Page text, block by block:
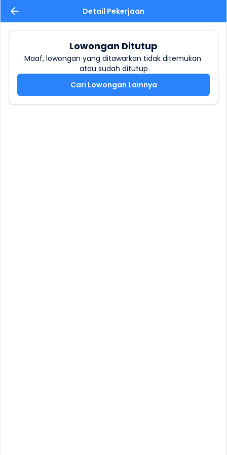
Detail Pekerjaan
Lowongan Ditutup
Maaf, lowongan yang ditawarkan tidak ditemukan
atau sudah ditutup
Cari Lowongan Lainnya